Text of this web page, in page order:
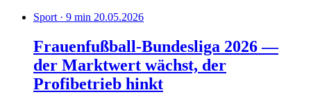
Sport · 9 min 20.05.2026
Frauenfußball-Bundesliga 2026 —
der Marktwert wächst, der
Profibetrieb hinkt